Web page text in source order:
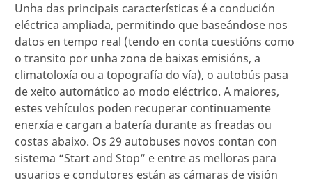
Unha das principais características é a condución
eléctrica ampliada, permitindo que baseándose nos
datos en tempo real (tendo en conta cuestións como
o transito por unha zona de baixas emisións, a
climatoloxía ou a topografía do vía), o autobús pasa
de xeito automático ao modo eléctrico. A maiores,
estes vehículos poden recuperar continuamente
enerxía e cargan a batería durante as freadas ou
costas abaixo. Os 29 autobuses novos contan con
sistema “Start and Stop” e entre as melloras para
usuarios e condutores están as cámaras de visión